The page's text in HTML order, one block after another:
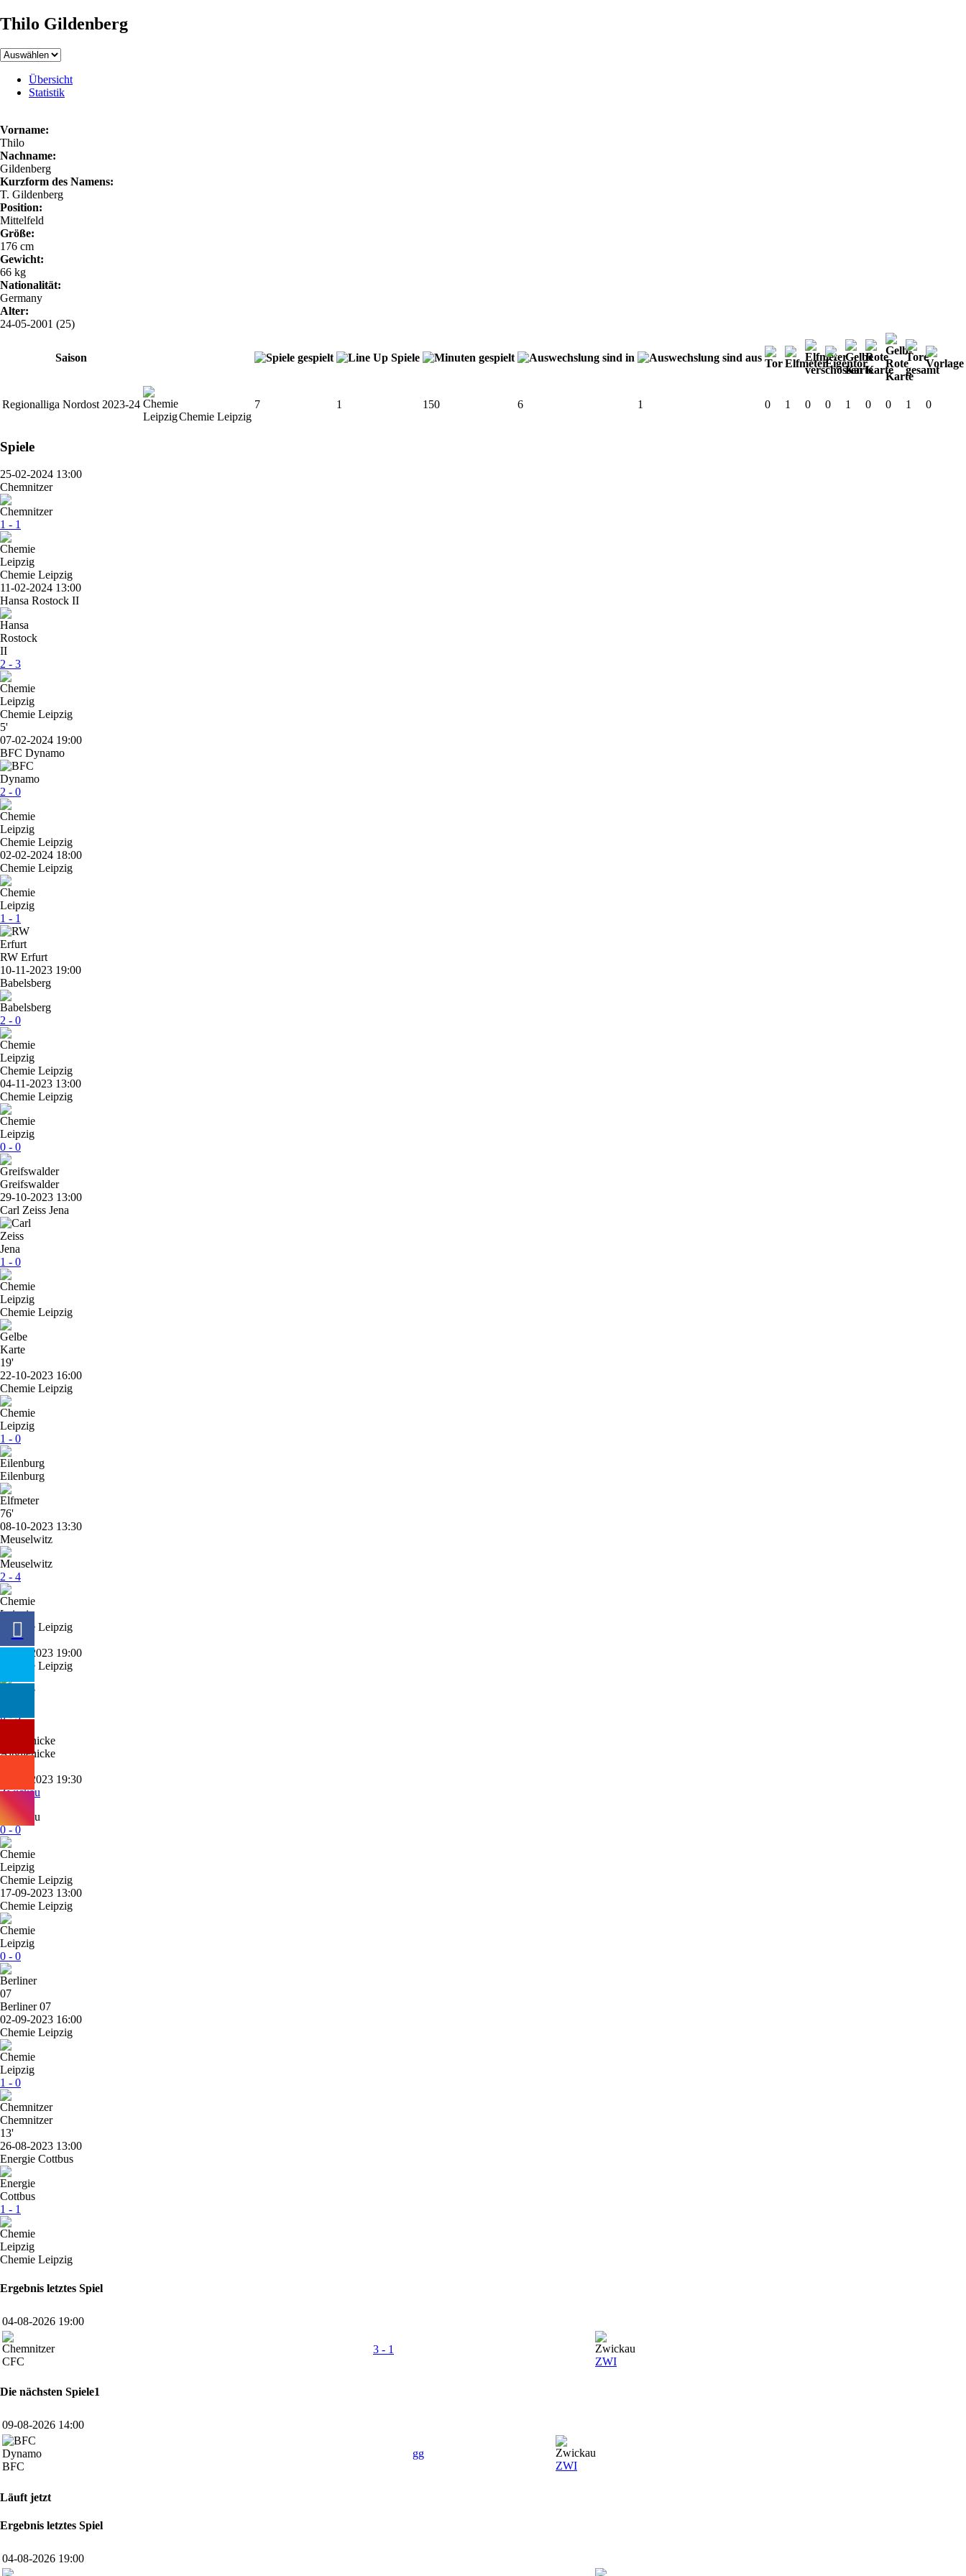
Thilo Gildenberg
Übersicht
Statistik
Vorname:
Thilo
Nachname:
Gildenberg
Kurzform des Namens:
T. Gildenberg
Position:
Mittelfeld
Größe:
176 cm
Gewicht:
66 kg
Nationalität:
Germany
Alter:
24-05-2001 (25)
Saison
Regionalliga Nordost 2023-24
Chemie Leipzig
7 1 150 6 1 0 1 0 0 1 0 0 1 0
Spiele
25-02-2024 13:00
Chemnitzer
1 - 1
Chemie Leipzig
11-02-2024 13:00
Hansa Rostock II
2 - 3
Chemie Leipzig
5'
07-02-2024 19:00
BFC Dynamo
2 - 0
Chemie Leipzig
02-02-2024 18:00
Chemie Leipzig
1 - 1
RW Erfurt
10-11-2023 19:00
Babelsberg
2 - 0
Chemie Leipzig
04-11-2023 13:00
Chemie Leipzig
0 - 0
Greifswalder
29-10-2023 13:00
Carl Zeiss Jena
1 - 0
Chemie Leipzig
19'
22-10-2023 16:00
Chemie Leipzig
1 - 0
Eilenburg
76'
08-10-2023 13:30
Meuselwitz
2 - 4
Chemie Leipzig
18'
29-09-2023 19:00
Chemie Leipzig
0 - 3
Altglienicke
22-09-2023 19:30
Zwickau
0 - 0
Chemie Leipzig
17-09-2023 13:00
Chemie Leipzig
0 - 0
Berliner 07
02-09-2023 16:00
Chemie Leipzig
1 - 0
Chemnitzer
13'
26-08-2023 13:00
Energie Cottbus
1 - 1
Chemie Leipzig
Ergebnis letztes Spiel
04-08-2026 19:00
CFC
3 - 1
ZWI
Die nächsten Spiele1
09-08-2026 14:00
BFC
gg
ZWI
Läuft jetzt
Ergebnis letztes Spiel
04-08-2026 19:00